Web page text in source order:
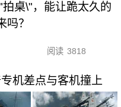
桌\"，能让跪太久的
吗？
阅读 3818
机差点与客机撞上